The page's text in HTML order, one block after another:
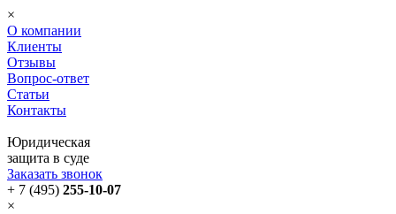
×
О компании
Клиенты
Отзывы
Вопрос-ответ
Статьи
Контакты
Юридическая
защита в суде
Заказать звонок
+ 7 (495) 255-10-07
×